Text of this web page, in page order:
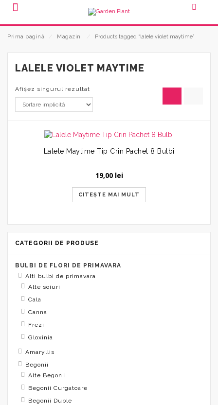
Prima pagină Magazin Products tagged “lalele violet maytime”
LALELE VIOLET MAYTIME
Afișez singurul rezultat
Lalele Maytime Tip Crin Pachet 8 Bulbi
19,00 lei
CITEȘTE MAI MULT
CATEGORII DE PRODUSE
BULBI DE FLORI DE PRIMAVARA
Alti bulbi de primavara
Alte soiuri
Cala
Canna
Frezii
Gloxinia
Amaryllis
Begonii
Alte Begonii
Begonii Curgatoare
Begonii Duble